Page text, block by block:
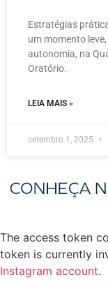
Estratégias
um momento
autonomia, na
Oratório.
LEIA MAIS »
setembro 1, 2025
The access token
token is currently
Instagram account.